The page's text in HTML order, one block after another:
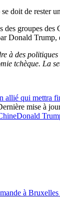
doit de rester
des groupes
Donald
à des
tchèque. La
allié qui mettra
mise à
Donald
à Bruxelles